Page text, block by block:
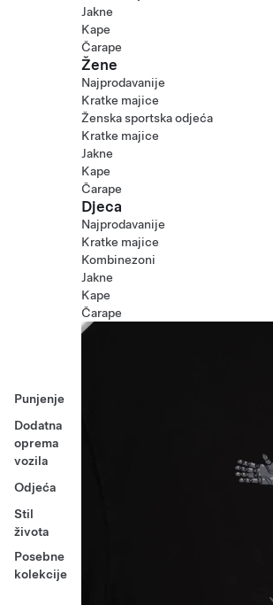
Punjenje
Dodatna
oprema
vozila
Odjeća
Stil
života
Posebne
kolekcije
Jakne
Kape
Čarape
Žene
Najprodavanije
Kratke majice
Ženska sportska odjeća
Kratke majice
Jakne
Kape
Čarape
Djeca
Najprodavanije
Kratke majice
Kombinezoni
Jakne
Kape
Čarape